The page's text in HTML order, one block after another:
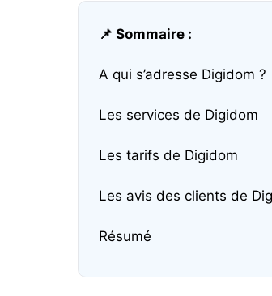
📌 Sommaire :
A qui s’adresse Digidom ?
Les services de Digidom
Les tarifs de Digidom
Les avis des clients de
Résumé